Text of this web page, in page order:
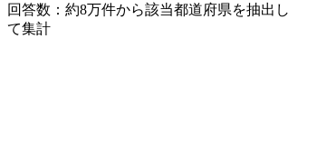
回答数：約8万件から該当都道府県を抽出し
て集計